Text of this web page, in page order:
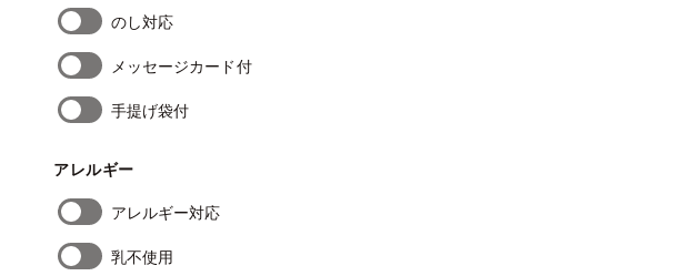
のし対応
メッセージカード付
手提げ袋付
アレルギー
アレルギー対応
乳不使用